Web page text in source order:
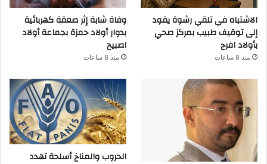
الاشتباه في تلقي رشوة يقود
إلى توقيف طبيب بمركز صحي
بأولاد افرج
منذ 8 ساعات
وفاة شابة إثر صعقة كهربائية
بدوار أولاد حمزة بجماعة أولاد
اصبيح
منذ 8 ساعات
الحروب والمناخ أسلحة تهدد